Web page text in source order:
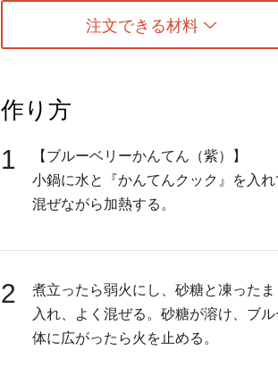
注文できる材料
作り方
1
【ブルーベリーかんてん（紫）】
小鍋に水と『かんてんクック』を入
混ぜながら加熱する。
2
煮立ったら弱火にし、砂糖と凍った
入れ、よく混ぜる。砂糖が溶け、ブ
体に広がったら火を止める。